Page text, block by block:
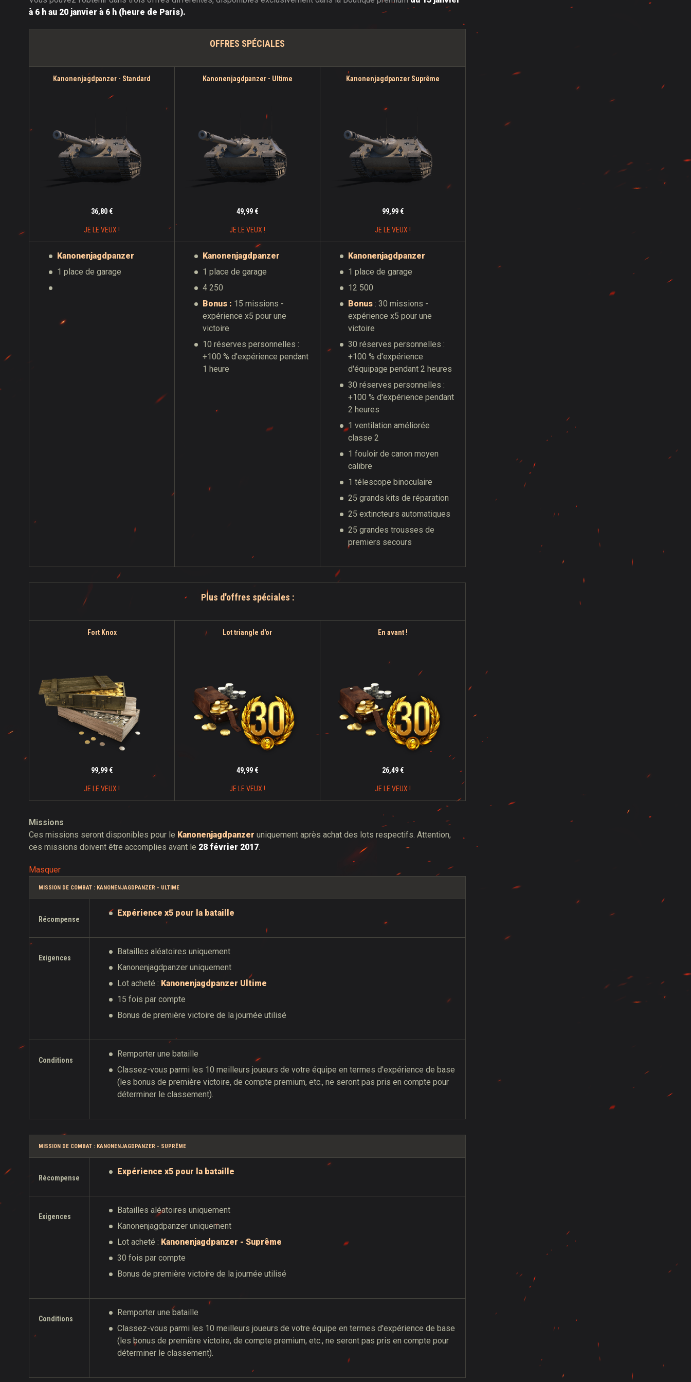
à 6 h au 20 janvier à 6 h (heure de Paris).
OFFRES SPÉCIALES
Kanonenjagdpanzer - Standard
36,80 €
JE LE VEUX !
Kanonenjagdpanzer - Ultime
49,99 €
JE LE VEUX !
Kanonenjagdpanzer Suprême
99,99 €
JE LE VEUX !
Kanonenjagdpanzer
1 place de garage
Kanonenjagdpanzer
1 place de garage
4 250
Bonus : 15 missions -
expérience x5 pour une
victoire
10 réserves personnelles :
+100 % d'expérience pendant
1 heure
Kanonenjagdpanzer
1 place de garage
12 500
Bonus : 30 missions -
expérience x5 pour une
victoire
30 réserves personnelles :
+100 % d'expérience
d'équipage pendant 2 heures
30 réserves personnelles :
+100 % d'expérience pendant
2 heures
1 ventilation améliorée
classe 2
1 fouloir de canon moyen
calibre
1 télescope binoculaire
25 grands kits de réparation
25 extincteurs automatiques
25 grandes trousses de
premiers secours
Plus d'offres spéciales :
Fort Knox
99,99 €
JE LE VEUX !
Lot triangle d'or
49,99 €
JE LE VEUX !
En avant !
26,49 €
JE LE VEUX !
Missions
Ces missions seront disponibles pour le Kanonenjagdpanzer uniquement après achat des lots respectifs. Attention,
ces missions doivent être accomplies avant le 28 février 2017.
Masquer
MISSION DE COMBAT : KANONENJAGDPANZER - ULTIME
Récompense
Expérience x5 pour la bataille
Exigences
Batailles aléatoires uniquement
Kanonenjagdpanzer uniquement
Lot acheté : Kanonenjagdpanzer Ultime
15 fois par compte
Bonus de première victoire de la journée utilisé
Conditions
Remporter une bataille
Classez-vous parmi les 10 meilleurs joueurs de votre équipe en termes d'expérience de base
(les bonus de première victoire, de compte premium, etc., ne seront pas pris en compte pour
déterminer le classement).
MISSION DE COMBAT : KANONENJAGDPANZER - SUPRÊME
Récompense
Expérience x5 pour la bataille
Exigences
Batailles aléatoires uniquement
Kanonenjagdpanzer uniquement
Lot acheté : Kanonenjagdpanzer - Suprême
30 fois par compte
Bonus de première victoire de la journée utilisé
Conditions
Remporter une bataille
Classez-vous parmi les 10 meilleurs joueurs de votre équipe en termes d'expérience de base
(les bonus de première victoire, de compte premium, etc., ne seront pas pris en compte pour
déterminer le classement).